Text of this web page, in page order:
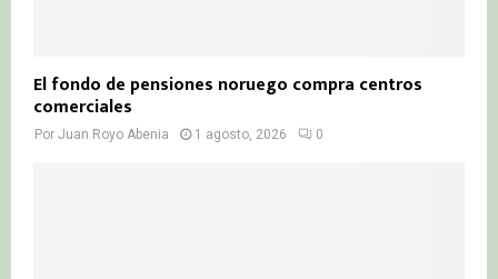
El fondo de pensiones noruego compra centros
comerciales
Por Juan Royo Abenia 1 agosto, 2026 0